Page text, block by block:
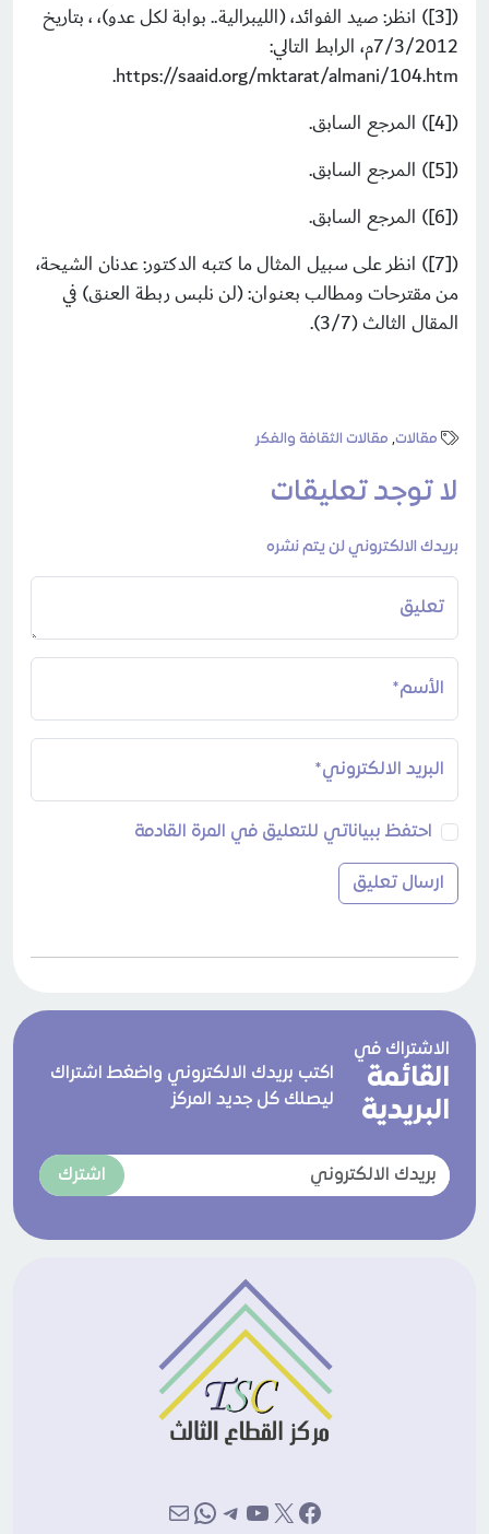
([3]) انظر: صيد الفوائد، (الليبرالية.. بوابة لكل عدو)، ، بتاريخ
7/3/2012م، الرابط التالي:
https://saaid.org/mktarat/almani/104.htm.
([4]) المرجع السابق.
([5]) المرجع السابق.
([6]) المرجع السابق.
([7]) انظر على سبيل المثال ما كتبه الدكتور: عدنان الشيحة،
من مقترحات ومطالب بعنوان: (لن نلبس ربطة العنق) في
المقال الثالث (3/7).
مقالات, مقالات الثقافة والفكر
لا توجد تعليقات
بريدك الالكتروني لن يتم نشره
تعليق
الأسم*
البريد الالكتروني*
احتفظ ببياناتي للتعليق في المرة القادمة
الاشتراك في
القائمة
البريدية
اكتب بريدك الالكتروني واضغط اشتراك
ليصلك كل جديد المركز
اشترك
فيسبوك
إكسيوتيوب
تيليجرام
واتساب
بريد